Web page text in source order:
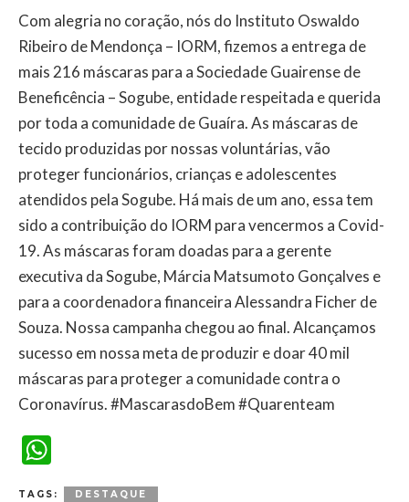
Com alegria no coração, nós do Instituto Oswaldo
Ribeiro de Mendonça – IORM, fizemos a entrega de
mais 216 máscaras para a Sociedade Guairense de
Beneficência – Sogube, entidade respeitada e querida
por toda a comunidade de Guaíra. As máscaras de
tecido produzidas por nossas voluntárias, vão
proteger funcionários, crianças e adolescentes
atendidos pela Sogube. Há mais de um ano, essa tem
sido a contribuição do IORM para vencermos a Covid-
19. As máscaras foram doadas para a gerente
executiva da Sogube, Márcia Matsumoto Gonçalves e
para a coordenadora financeira Alessandra Ficher de
Souza. Nossa campanha chegou ao final. Alcançamos
sucesso em nossa meta de produzir e doar 40 mil
máscaras para proteger a comunidade contra o
Coronavírus. #MascarasdoBem #Quarenteam
TAGS: DESTAQUE